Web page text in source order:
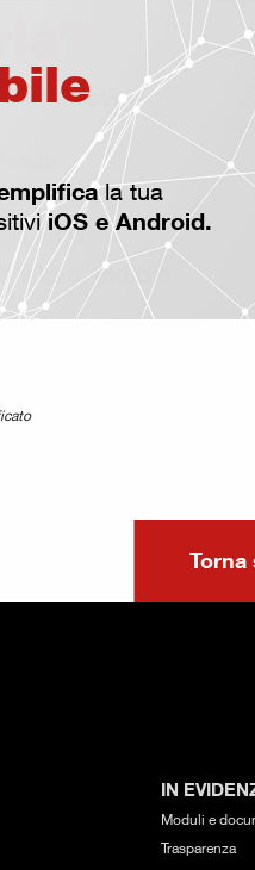
la tua
iOS e Android.
Torna
IN
Moduli e
Trasparenza